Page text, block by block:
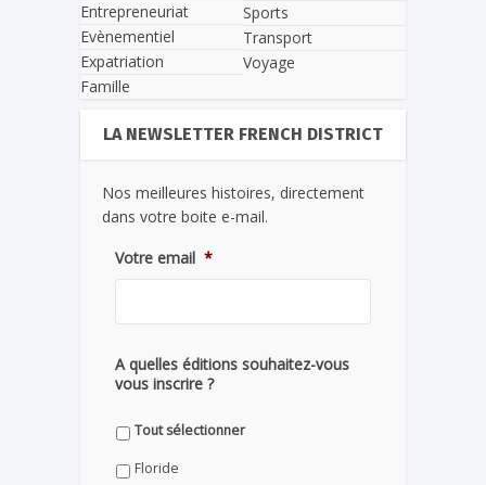
Entrepreneuriat
Evènementiel
Expatriation
Famille
Sports
Transport
Voyage
LA NEWSLETTER FRENCH DISTRICT
Nos meilleures histoires, directement
dans votre boite e-mail.
Votre email *
A quelles éditions souhaitez-vous
vous inscrire ?
Tout sélectionner
Floride